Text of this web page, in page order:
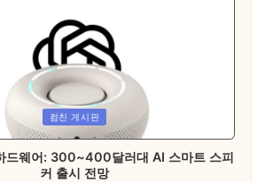
컴친 게시판
드웨어: 300~400달러대 AI 스마트 스피
커 출시 전망